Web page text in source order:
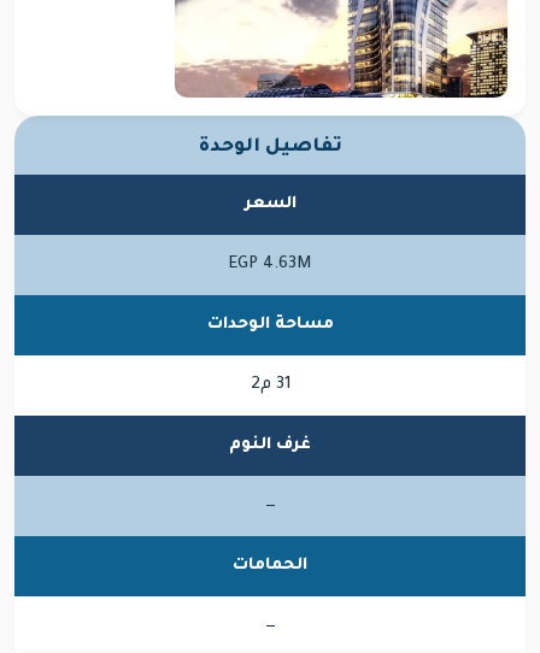
تفاصيل الوحدة
السعر
EGP 4.63M
مساحة الوحدات
31 م2
غرف النوم
—
الحمامات
—